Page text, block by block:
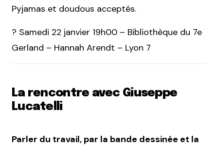
Pyjamas et doudous acceptés.
? Samedi 22 janvier 19h00 – Bibliothèque du 7e
Gerland – Hannah Arendt – Lyon 7
La rencontre avec Giuseppe
Lucatelli
Parler du travail, par la bande dessinée et la